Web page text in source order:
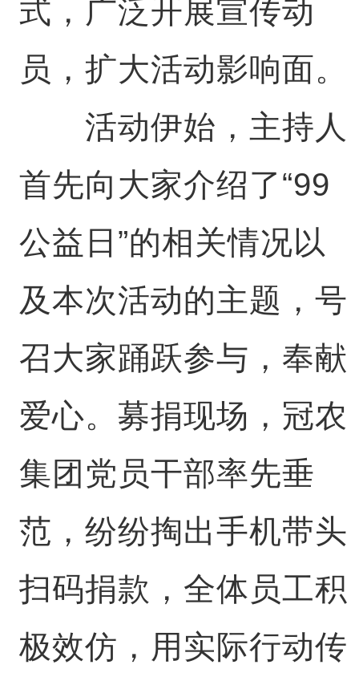
式，广泛开展宣传动
员，扩大活动影响面。
活动伊始，主持人
首先向大家介绍了“99
公益日”的相关情况以
及本次活动的主题，号
召大家踊跃参与，奉献
爱心。募捐现场，冠农
集团党员干部率先垂
范，纷纷掏出手机带头
扫码捐款，全体员工积
极效仿，用实际行动传